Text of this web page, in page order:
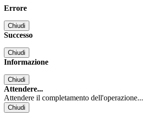
Errore
Chiudi
Successo
Chiudi
Informazione
Chiudi
Attendere...
Attendere il completamento dell'operazione...
Chiudi